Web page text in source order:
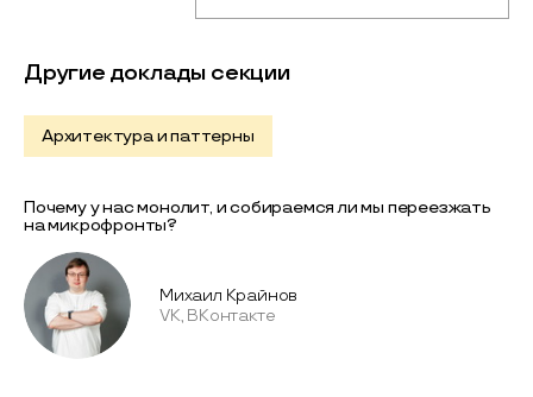
Другие доклады секции
Архитектура и паттерны
Почему у нас монолит, и собираемся ли мы переезжать
на микрофронты?
Михаил Крайнов
VK, ВКонтакте